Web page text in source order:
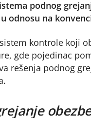
podnog
na
kontrole koji
gde pojedinac
rešenja podnog